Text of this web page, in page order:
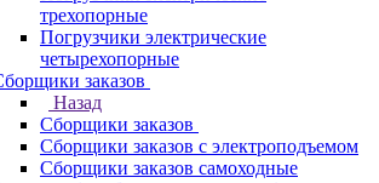
трехопорные
Погрузчики электрические
четырехопорные
заказов
Назад
Сборщики заказов
Сборщики заказов с электроподъемом
Сборщики заказов самоходные